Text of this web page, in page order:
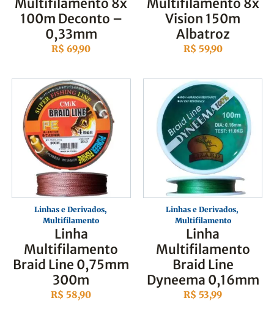
Multifilamento 8x
100m Deconto –
0,33mm
R$ 69,90
Multifilamento 8x
Vision 150m
Albatroz
R$ 59,90
Linhas e Derivados,
Multifilamento
Linha
Multifilamento
Braid Line 0,75mm
300m
R$ 58,90
Linhas e Derivados,
Multifilamento
Linha
Multifilamento
Braid Line
Dyneema 0,16mm
R$ 53,99